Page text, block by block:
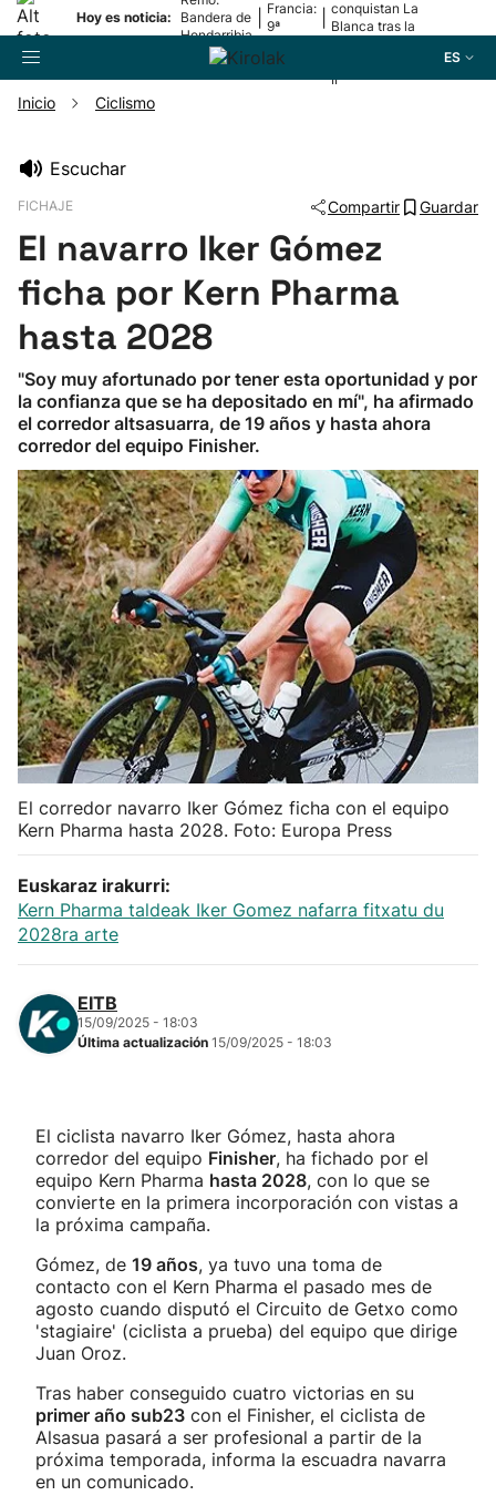
Hoy es noticia:
Bandera de
Hondarribia
Francia:
9ª
conquistan La
Blanca tras la
II
ES
Pelota
Remo
Baloncesto
Ciclismo
Herri-kirolak
Balonmano
Kirolak 360
Atletismo
Carreras de montaña
Más deportes
"Helmuga"
Inicio Ciclismo
Escuchar
FICHAJE Compartir Guardar
El navarro Iker Gómez
ficha por Kern Pharma
hasta 2028
"Soy muy afortunado por tener esta oportunidad y por
la confianza que se ha depositado en mí", ha afirmado
el corredor altsasuarra, de 19 años y hasta ahora
corredor del equipo Finisher.
El corredor navarro Iker Gómez ficha con el equipo
Kern Pharma hasta 2028. Foto: Europa Press
Euskaraz irakurri:
Kern Pharma taldeak Iker Gomez nafarra fitxatu du
2028ra arte
EITB
15/09/2025 - 18:03
Última actualización 15/09/2025 - 18:03
El ciclista navarro Iker Gómez, hasta ahora
corredor del equipo Finisher, ha fichado por el
equipo Kern Pharma hasta 2028, con lo que se
convierte en la primera incorporación con vistas a
la próxima campaña.
Gómez, de 19 años, ya tuvo una toma de
contacto con el Kern Pharma el pasado mes de
agosto cuando disputó el Circuito de Getxo como
'stagiaire' (ciclista a prueba) del equipo que dirige
Juan Oroz.
Tras haber conseguido cuatro victorias en su
primer año sub23 con el Finisher, el ciclista de
Alsasua pasará a ser profesional a partir de la
próxima temporada, informa la escuadra navarra
en un comunicado.